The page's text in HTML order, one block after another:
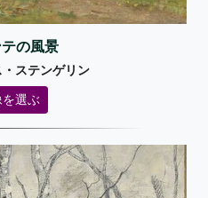
テの風景
ステンゲリン
選ぶ